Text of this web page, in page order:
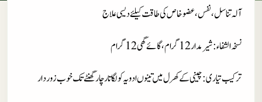
آلہ تناسل، نفس، عضو خاص کی طاقت کیلئے دیسی علاج
نسخہ الشفاء: شیر مدار 12 گرام، گائے گھی 12 گرام
ترکیب تیاری: چینی کے کھرل میں تینوں ادویہ کو لگاتار چار گھنٹے تک خوب زوردار